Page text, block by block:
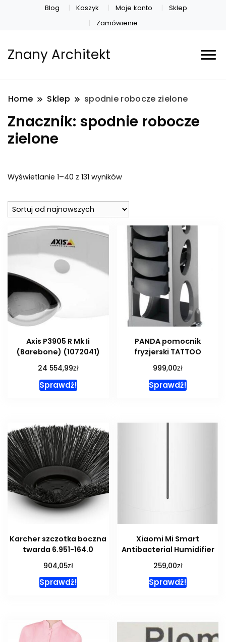
Blog Koszyk Moje konto
Sklep
Zamówienie
Znany Architekt
Home Sklep spodnie robocze zielone
Znacznik: spodnie robocze
zielone
Wyświetlanie 1–40 z 131 wynikówPosortowane
najnowszych
Axis P3905 R Mk Ii
(Barebone) (1072041)
24 554,99zł
Sprawdź!
PANDA pomocnik
fryzjerski TATTOO
999,00zł
Sprawdź!
Karcher szczotka boczna
twarda 6.951-164.0
904,05zł
Sprawdź!
Xiaomi Mi Smart
Antibacterial Humidifier
259,00zł
Sprawdź!